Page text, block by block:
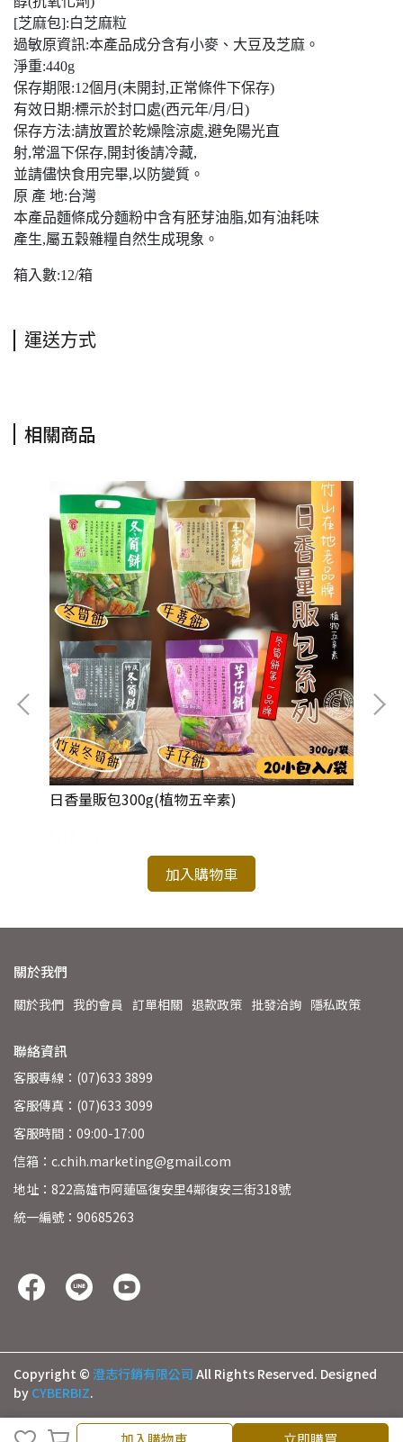
加入購物車
[芝麻包]:白芝麻粒
過敏原資訊:本產品成分含有小麥、大豆及芝麻。
淨重:440g
保存期限:12個月(未開封,正常條件下保存)
有效日期:標示於封口處(西元年/月/日)
保存方法:請放置於乾燥陰涼處,避免陽光直
射,常溫下保存,開封後請冷藏,
並請儘快食用完畢,以防變質。
原 產 地:台灣
本產品麵條成分麵粉中含有胚芽油脂,如有油耗味
產生,屬五穀雜糧自然生成現象。
箱入數:12/箱
運送方式
相關商品
日香量販包300g(植物五辛素)
加入購物車
關於我們
關於我們 我的會員 訂單相關 退款政策 批發洽詢 隱私政策
聯絡資訊
客服專線：(07)633 3899
客服傳真：(07)633 3099
客服時間：09:00-17:00
信箱：c.chih.marketing@gmail.com
地址：822高雄市阿蓮區復安里4鄰復安三街318號
統一編號：90685263
Copyright © 澄志行銷有限公司 All Rights Reserved. Designed
by CYBERBIZ.